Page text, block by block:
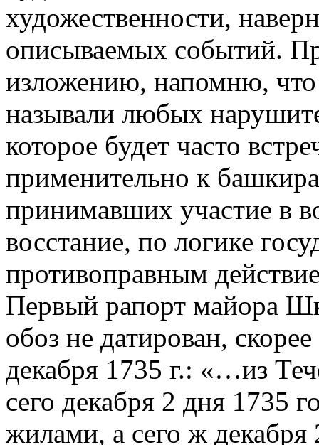
художественности,
описываемых событий.
изложению, напомню, что
называли любых
которое будет часто
применительно к
принимавших участие в
восстание, по логике
противоправным
Первый рапорт майора
обоз не датирован,
декабря 1735 г.: «…из
сего декабря 2 дня 1735
жилами, а сего ж